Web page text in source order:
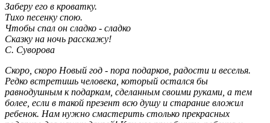
Заберу его в кроватку.
Тихо песенку спою.
Чтобы спал он сладко - сладко
Сказку на ночь расскажу!
С. Суворова
Скоро, cкоро Новый год - пора подарков, радости и веселья.
Редко встретишь человека, который остался бы
равнодушным к подаркам, сделанным своими руками, а тем
более, если в такой презент всю душу и старание вложил
ребенок. Нам нужно смастерить столько прекрасных